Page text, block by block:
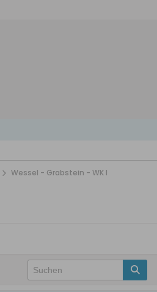
Wessel - Grabstein - WK I